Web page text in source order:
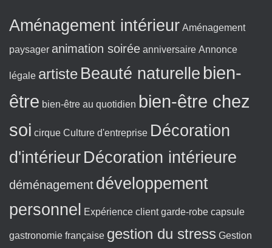
Aménagement intérieur Aménagement
paysager animation soirée anniversaire Annonce
légale artiste Beauté naturelle bien-
être bien-être au quotidien bien-être chez
soi cirque Culture d'entreprise Décoration
d'intérieurDécoration intérieure
déménagement développement
personnel Expérience client garde-robe capsule
gastronomie française gestion du stress Gestion